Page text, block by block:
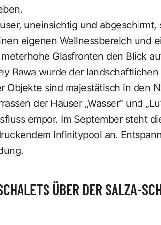
uneinsichtig und
eigenen Wellnessbereich und
Glasfronten den Blick
Bawa wurde der
Objekte sind majestätisch in den
der Häuser „Wasser“ und
empor. Im September steht
Infinitypool an.
ÜBER DER SALZA-